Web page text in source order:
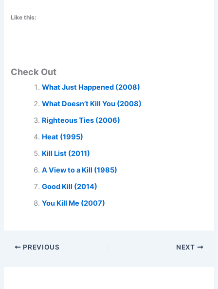
Like this:
Check Out
What Just Happened (2008)
What Doesn’t Kill You (2008)
Righteous Ties (2006)
Heat (1995)
Kill List (2011)
A View to a Kill (1985)
Good Kill (2014)
You Kill Me (2007)
PREVIOUS NEXT